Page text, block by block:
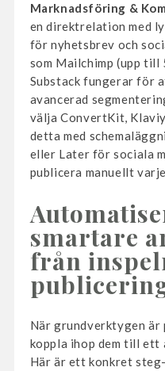
Marknadsföring &
en direktrelation med
för nyhetsbrev och
som Mailchimp (upp
Substack fungerar för
avancerad
välja ConvertKit,
detta med
eller Later för sociala
publicera manuellt
smartare
från
När grundverktygen
koppla ihop dem till
Här är ett konkret